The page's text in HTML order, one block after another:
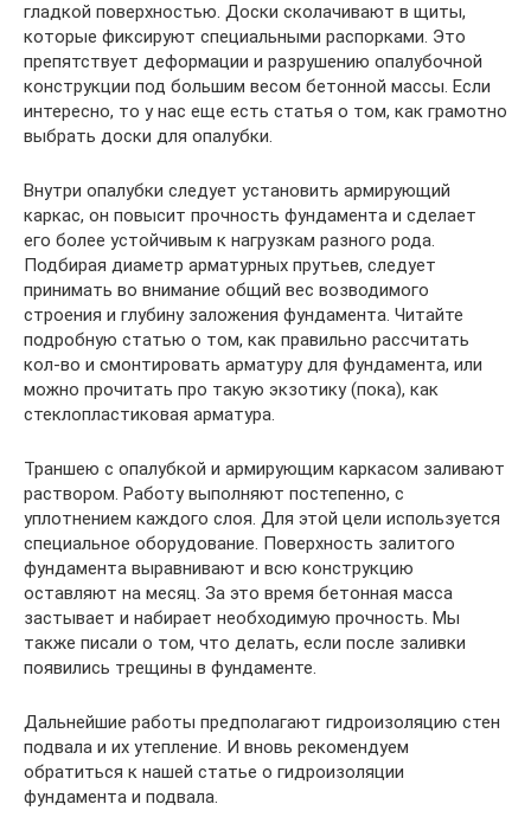
гладкой поверхностью. Доски сколачивают в щиты,
которые фиксируют специальными распорками. Это
препятствует деформации и разрушению опалубочной
конструкции под большим весом бетонной массы. Если
интересно, то у нас еще есть статья о том, как грамотно
выбрать доски для опалубки.
Внутри опалубки следует установить армирующий
каркас, он повысит прочность фундамента и сделает
его более устойчивым к нагрузкам разного рода.
Подбирая диаметр арматурных прутьев, следует
принимать во внимание общий вес возводимого
строения и глубину заложения фундамента. Читайте
подробную статью о том, как правильно рассчитать
кол-во и смонтировать арматуру для фундамента, или
можно прочитать про такую экзотику (пока), как
стеклопластиковая арматура.
Траншею с опалубкой и армирующим каркасом заливают
раствором. Работу выполняют постепенно, с
уплотнением каждого слоя. Для этой цели используется
специальное оборудование. Поверхность залитого
фундамента выравнивают и всю конструкцию
оставляют на месяц. За это время бетонная масса
застывает и набирает необходимую прочность. Мы
также писали о том, что делать, если после заливки
появились трещины в фундаменте.
Дальнейшие работы предполагают гидроизоляцию стен
подвала и их утепление. И вновь рекомендуем
обратиться к нашей статье о гидроизоляции
фундамента и подвала.